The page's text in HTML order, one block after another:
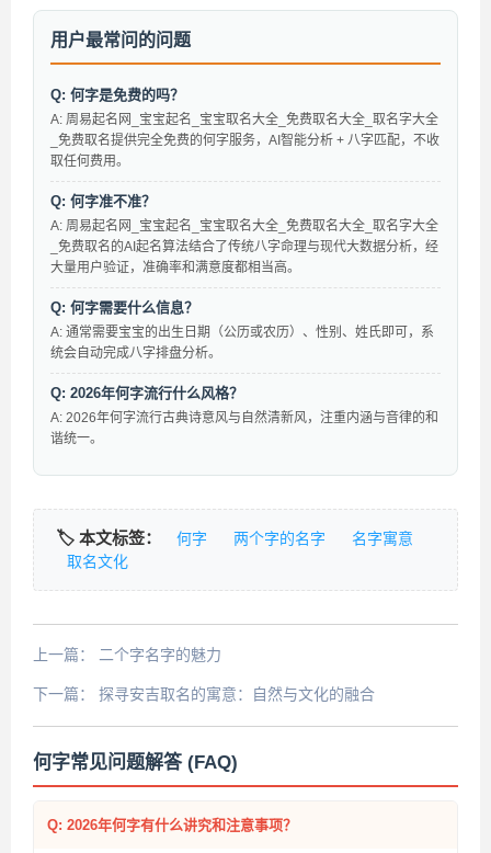
用户最常问的问题
Q: 何字是免费的吗？
A: 周易起名网_宝宝起名_宝宝取名大全_免费取名大全_取名字大全
_免费取名提供完全免费的何字服务，AI智能分析 + 八字匹配，不收
取任何费用。
Q: 何字准不准？
A: 周易起名网_宝宝起名_宝宝取名大全_免费取名大全_取名字大全
_免费取名的AI起名算法结合了传统八字命理与现代大数据分析，经
大量用户验证，准确率和满意度都相当高。
Q: 何字需要什么信息？
A: 通常需要宝宝的出生日期（公历或农历）、性别、姓氏即可，系
统会自动完成八字排盘分析。
Q: 2026年何字流行什么风格？
A: 2026年何字流行古典诗意风与自然清新风，注重内涵与音律的和
谐统一。
🏷️ 本文标签： 何字 两个字的名字
名字寓意
取名文化
上一篇： 二个字名字的魅力
下一篇： 探寻安吉取名的寓意：自然与文化的融合
何字常见问题解答 (FAQ)
Q: 2026年何字有什么讲究和注意事项？